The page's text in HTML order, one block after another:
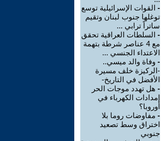
- القوات الإسرائيلية توسع
توغلها جنوب لبنان وتقيم
ساتراً ترابي ...
- السلطات العراقية تحقق
مع 4 عناصر شرطة بتهمة
الاعتداء الجنسي ...
- وفاة والد ميسي..
-الركيزة خلف مسيرة
الأفضل في التاريخ-
- هل تهدد موجات الحر
إمدادات الكهرباء في
أوروبا؟
- مفاوضات روما بلا
اختراق وسط تصعيد
جنوبي